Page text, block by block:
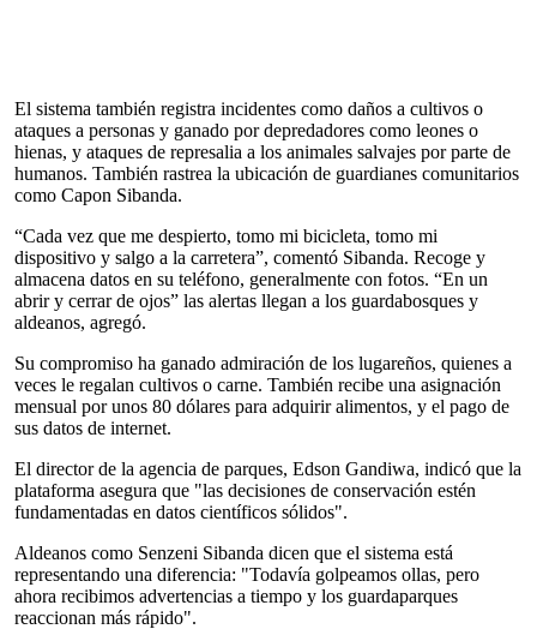
El sistema también registra incidentes como daños a cultivos o
ataques a personas y ganado por depredadores como leones o
hienas, y ataques de represalia a los animales salvajes por parte de
humanos. También rastrea la ubicación de guardianes comunitarios
como Capon Sibanda.
“Cada vez que me despierto, tomo mi bicicleta, tomo mi
dispositivo y salgo a la carretera”, comentó Sibanda. Recoge y
almacena datos en su teléfono, generalmente con fotos. “En un
abrir y cerrar de ojos” las alertas llegan a los guardabosques y
aldeanos, agregó.
Su compromiso ha ganado admiración de los lugareños, quienes a
veces le regalan cultivos o carne. También recibe una asignación
mensual por unos 80 dólares para adquirir alimentos, y el pago de
sus datos de internet.
El director de la agencia de parques, Edson Gandiwa, indicó que la
plataforma asegura que "las decisiones de conservación estén
fundamentadas en datos científicos sólidos".
Aldeanos como Senzeni Sibanda dicen que el sistema está
representando una diferencia: "Todavía golpeamos ollas, pero
ahora recibimos advertencias a tiempo y los guardaparques
reaccionan más rápido".